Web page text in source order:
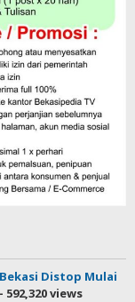
Distop Mulai
- 592,320 views